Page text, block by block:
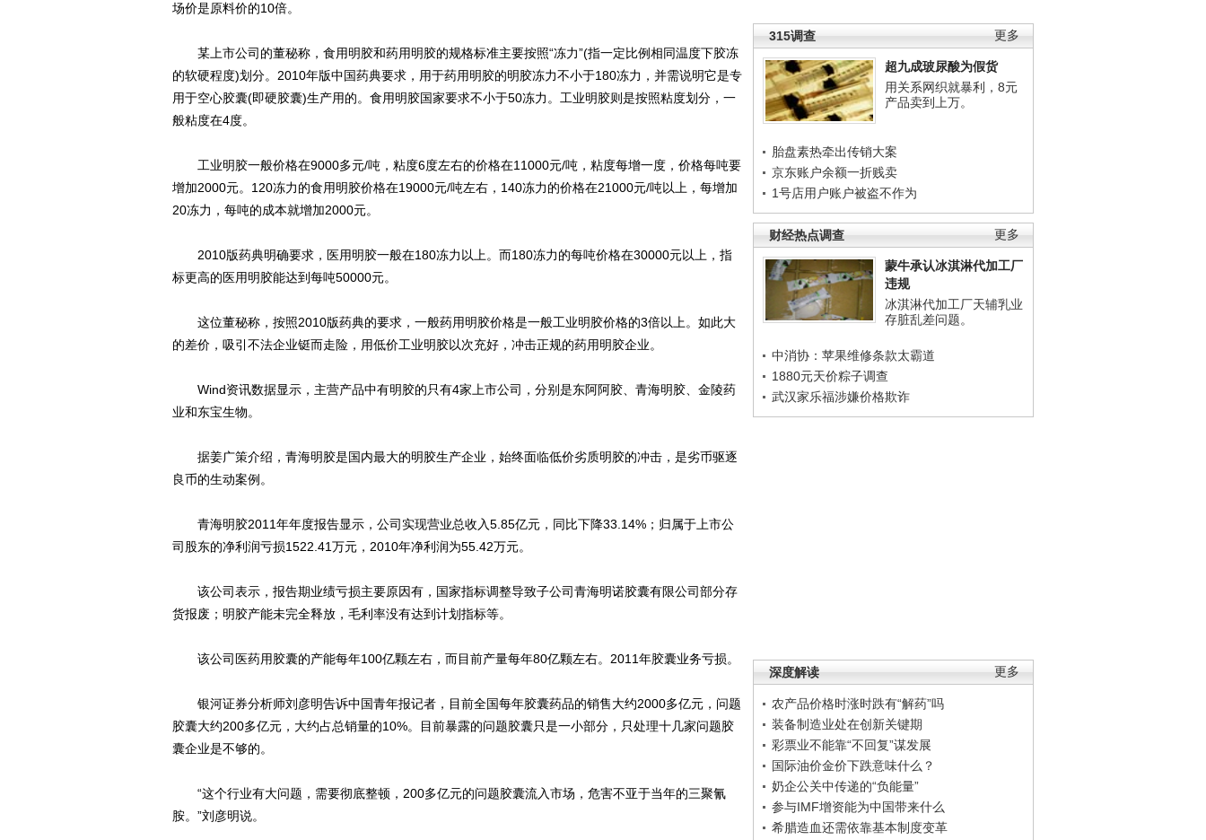
更多
315调查
超九成玻尿酸为假货
用关系网织就暴利，8元
产品卖到上万。
胎盘素热牵出传销大案
京东账户余额一折贱卖
1号店用户账户被盗不作为
更多
财经热点调查
蒙牛承认冰淇淋代加工厂
违规
冰淇淋代加工厂天辅乳业
存脏乱差问题。
中消协：苹果维修条款太霸道
1880元天价粽子调查
武汉家乐福涉嫌价格欺诈
更多
深度解读
农产品价格时涨时跌有“解药”吗
装备制造业处在创新关键期
彩票业不能靠“不回复”谋发展
国际油价金价下跌意味什么？
奶企公关中传递的“负能量”
参与IMF增资能为中国带来什么
希腊造血还需依靠基本制度变革
场价是原料价的10倍。
某上市公司的董秘称，食用明胶和药用明胶的规格标准主要按照“冻力”(指一定比例相同温度下胶冻
的软硬程度)划分。2010年版中国药典要求，用于药用明胶的明胶冻力不小于180冻力，并需说明它是专
用于空心胶囊(即硬胶囊)生产用的。食用明胶国家要求不小于50冻力。工业明胶则是按照粘度划分，一
般粘度在4度。
工业明胶一般价格在9000多元/吨，粘度6度左右的价格在11000元/吨，粘度每增一度，价格每吨要
增加2000元。120冻力的食用明胶价格在19000元/吨左右，140冻力的价格在21000元/吨以上，每增加
20冻力，每吨的成本就增加2000元。
2010版药典明确要求，医用明胶一般在180冻力以上。而180冻力的每吨价格在30000元以上，指
标更高的医用明胶能达到每吨50000元。
这位董秘称，按照2010版药典的要求，一般药用明胶价格是一般工业明胶价格的3倍以上。如此大
的差价，吸引不法企业铤而走险，用低价工业明胶以次充好，冲击正规的药用明胶企业。
Wind资讯数据显示，主营产品中有明胶的只有4家上市公司，分别是东阿阿胶、青海明胶、金陵药
业和东宝生物。
据姜广策介绍，青海明胶是国内最大的明胶生产企业，始终面临低价劣质明胶的冲击，是劣币驱逐
良币的生动案例。
青海明胶2011年年度报告显示，公司实现营业总收入5.85亿元，同比下降33.14%；归属于上市公
司股东的净利润亏损1522.41万元，2010年净利润为55.42万元。
该公司表示，报告期业绩亏损主要原因有，国家指标调整导致子公司青海明诺胶囊有限公司部分存
货报废；明胶产能未完全释放，毛利率没有达到计划指标等。
该公司医药用胶囊的产能每年100亿颗左右，而目前产量每年80亿颗左右。2011年胶囊业务亏损。
银河证券分析师刘彦明告诉中国青年报记者，目前全国每年胶囊药品的销售大约2000多亿元，问题
胶囊大约200多亿元，大约占总销量的10%。目前暴露的问题胶囊只是一小部分，只处理十几家问题胶
囊企业是不够的。
“这个行业有大问题，需要彻底整顿，200多亿元的问题胶囊流入市场，危害不亚于当年的三聚氰
胺。”刘彦明说。